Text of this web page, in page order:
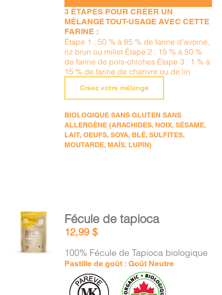
3 ÉTAPES POUR CRÉER UN
MÉLANGE TOUT-USAGE AVEC CETTE
FARINE :
Étape 1 : 50 % à 85 % de farine d'avoine,
riz brun ou millet Étape 2 : 15 % à 50 %
de farine de pois-chiches Étape 3 : 1 % à
15 % de farine de chanvre ou de lin
Créez votre mélange
BIOLOGIQUE SANS GLUTEN SANS
ALLERGÈNE (ARACHIDES, NOIX, SÉSAME,
LAIT, OEUFS, SOYA, BLÉ, SULFITES,
MOUTARDE, MAÏS, LUPIN)
AJOUTER
AU
PANIER
/
DÉTAILS
Fécule de tapioca
12,99$
100% Fécule de Tapioca biologique
Pastille de goût : Goût Neutre